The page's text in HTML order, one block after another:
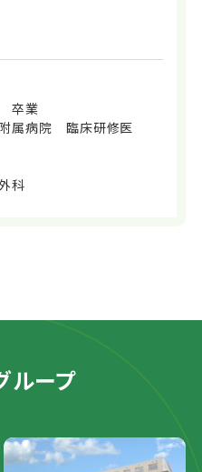
卒業
属病院 臨床研修医
科
ループ